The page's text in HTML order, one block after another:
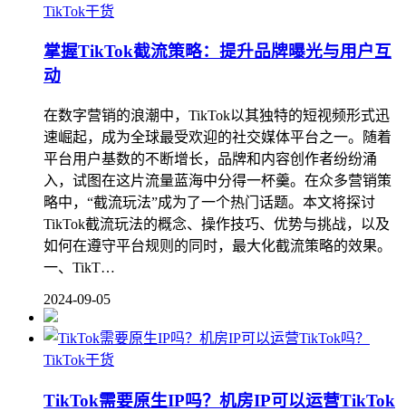
TikTok干货
掌握TikTok截流策略：提升品牌曝光与用户互
动
在数字营销的浪潮中，TikTok以其独特的短视频形式迅
速崛起，成为全球最受欢迎的社交媒体平台之一。随着
平台用户基数的不断增长，品牌和内容创作者纷纷涌
入，试图在这片流量蓝海中分得一杯羹。在众多营销策
略中，“截流玩法”成为了一个热门话题。本文将探讨
TikTok截流玩法的概念、操作技巧、优势与挑战，以及
如何在遵守平台规则的同时，最大化截流策略的效果。
一、TikT…
2024-09-05
TikTok干货
TikTok需要原生IP吗？机房IP可以运营TikTok